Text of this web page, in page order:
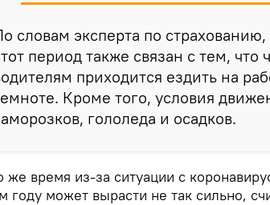
словам эксперта по
период также связан с тем, что
приходится ездить на
Кроме того, условия
гололеда и осадков.
же время из-за ситуации с
году может вырасти не так сильно,